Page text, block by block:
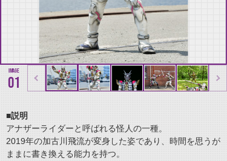
01
■説明
アナザーライダーと呼ばれる怪人の一種。
2019年の加古川飛流が変身した姿であり、時間を思うが
ままに書き換える能力を持つ。